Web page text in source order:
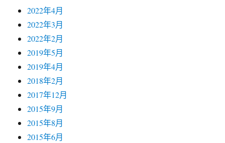
2022年4月
2022年3月
2022年2月
2019年5月
2019年4月
2018年2月
2017年12月
2015年9月
2015年8月
2015年6月